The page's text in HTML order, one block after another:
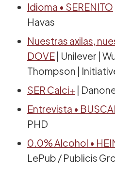
Idioma • SERENITO
Havas
Nuestras axilas,
DOVE | Unilever |
Thompson |
SER Calci+ |
Entrevista •
PHD
0.0% Alcohol •
LePub / Publicis